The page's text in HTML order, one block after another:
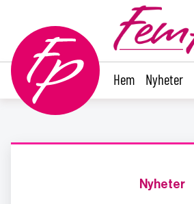
Hem Nyheter
Nyheter